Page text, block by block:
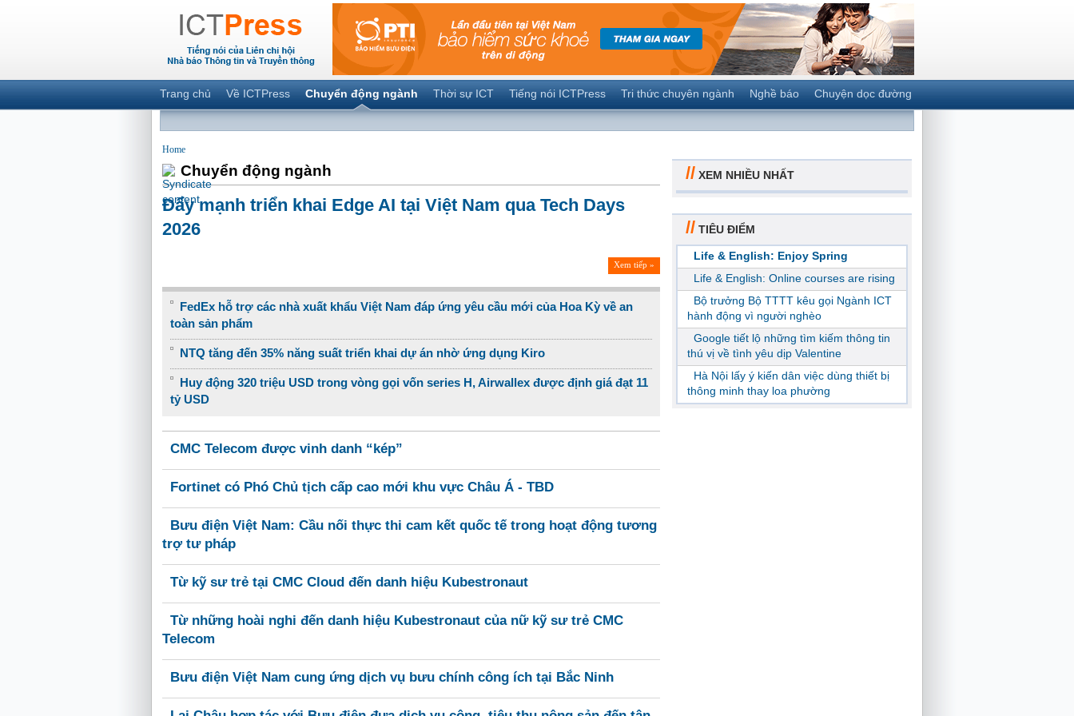
Trang chủ Về ICTPress Chuyển động ngành Thời sự ICT Tiếng nói ICTPress Tri thức chuyên ngành Nghề báo Chuyện dọc đường
Home
Chuyển động ngành
Đẩy mạnh triển khai Edge AI tại Việt Nam qua Tech Days
2026
Xem tiếp »
FedEx hỗ trợ các nhà xuất khẩu Việt Nam đáp ứng yêu cầu mới của Hoa Kỳ về an
toàn sản phẩm
NTQ tăng đến 35% năng suất triển khai dự án nhờ ứng dụng Kiro
Huy động 320 triệu USD trong vòng gọi vốn series H, Airwallex được định giá đạt 11
tỷ USD
CMC Telecom được vinh danh “kép”
Fortinet có Phó Chủ tịch cấp cao mới khu vực Châu Á - TBD
Bưu điện Việt Nam: Cầu nối thực thi cam kết quốc tế trong hoạt động tương
trợ tư pháp
Từ kỹ sư trẻ tại CMC Cloud đến danh hiệu Kubestronaut
Từ những hoài nghi đến danh hiệu Kubestronaut của nữ kỹ sư trẻ CMC
Telecom
Bưu điện Việt Nam cung ứng dịch vụ bưu chính công ích tại Bắc Ninh
// XEM NHIỀU NHẤT
// TIÊU ĐIỂM
Life & English: Enjoy Spring
Life & English: Online courses are rising
Bộ trưởng Bộ TTTT kêu gọi Ngành ICT
hành động vì người nghèo
Google tiết lộ những tìm kiếm thông tin
thú vị về tình yêu dịp Valentine
Hà Nội lấy ý kiến dân việc dùng thiết bị
thông minh thay loa phường